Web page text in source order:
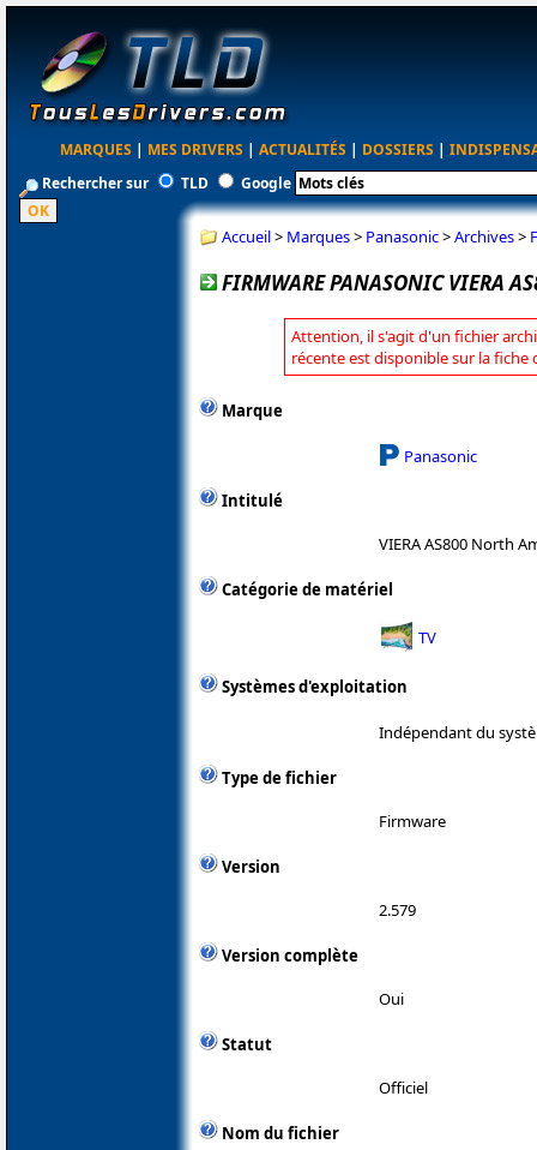
MARQUES | MES DRIVERS | ACTUALITÉS | DOSSIERS |
Rechercher sur
TLD Google
Accueil> Marques> Panasonic>Archives>
FIRMWARE PANASONIC VIERA
Attention, il s'agit d'un fichier
récente est disponible sur la fiche
Marque
Panasonic
Intitulé
VIERA AS800 North
Catégorie de matériel
TV
Systèmes d'exploitation
Indépendant du
Type de fichier
Firmware
Version
2.579
Version complète
Oui
Statut
Officiel
Nom du fichier